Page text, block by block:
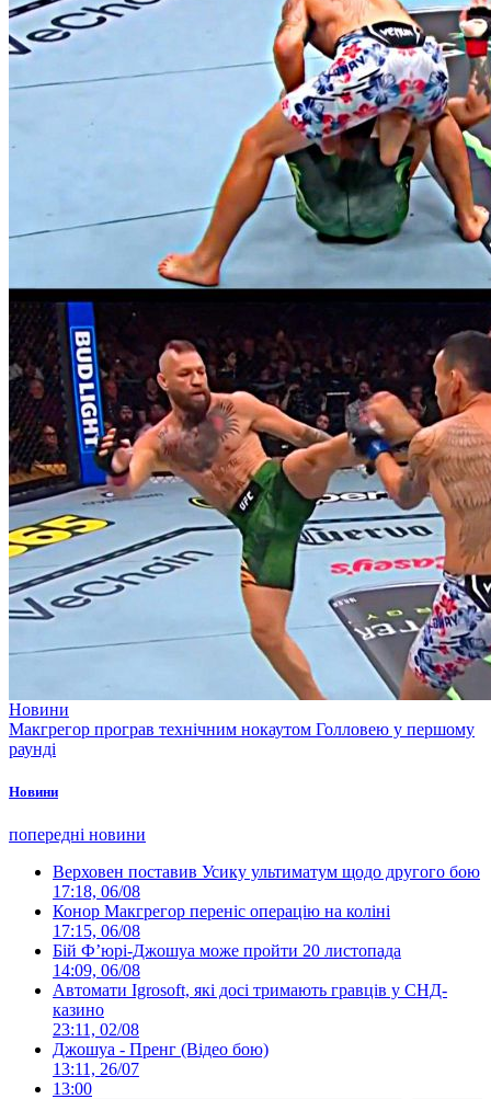
Новини
Макгрегор програв технічним нокаутом Голловею у першому
раунді
Новини
попередні новини
Верховен поставив Усику ультиматум щодо другого бою
17:18, 06/08
Конор Макгрегор переніс операцію на коліні
17:15, 06/08
Бій Ф’юрі-Джошуа може пройти 20 листопада
14:09, 06/08
Автомати Igrosoft, які досі тримають гравців у СНД-
казино
23:11, 02/08
Джошуа - Пренг (Відео бою)
13:11, 26/07
13:00